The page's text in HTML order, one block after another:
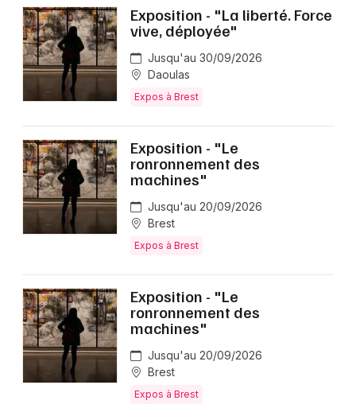
Exposition - "La liberté. Force
vive, déployée"
Jusqu'au 30/09/2026
Daoulas
Expos à Brest
Exposition - "Le
ronronnement des
machines"
Jusqu'au 20/09/2026
Brest
Expos à Brest
Exposition - "Le
ronronnement des
machines"
Jusqu'au 20/09/2026
Brest
Expos à Brest